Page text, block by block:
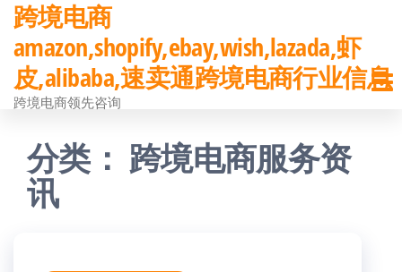
前
往
内
跨境电商
amazon,shopify,ebay,wish,lazada,虾
皮,alibaba,速卖通跨境电商行业信息
跨境电商领先咨询
分类：跨境电商服务资
讯